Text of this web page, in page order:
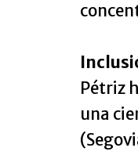
Pétriz
una